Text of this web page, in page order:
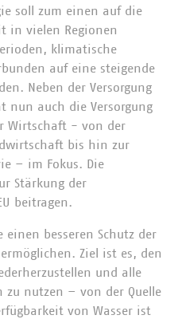
soll zum einen auf die
in vielen Regionen
klimatische
auf eine steigende
Neben der Versorgung
nun auch die Versorgung
Wirtschaft - von der
bis hin zur
– im Fokus. Die
Stärkung der
beitragen.
einen besseren Schutz der
Ziel ist es, den
und alle
zu nutzen – von der Quelle
von Wasser ist